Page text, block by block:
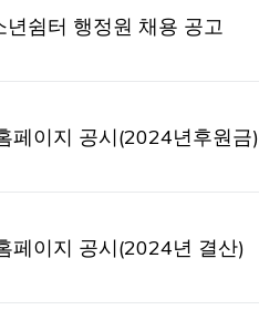
쉼터 행정원 채용 공고
페이지 공시(2024년후원금)
페이지 공시(2024년 결산)